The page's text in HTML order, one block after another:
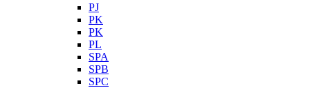
PJ
PK
PK
PL
SPA
SPB
SPC